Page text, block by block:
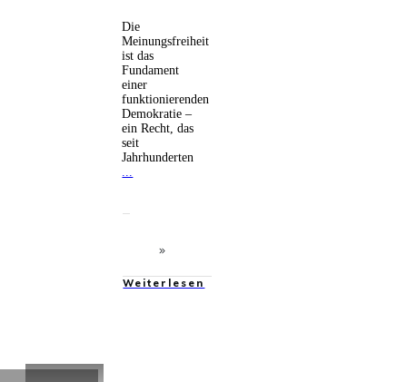
Die
Meinungsfreiheit
ist das
Fundament
einer
funktionierenden
Demokratie –
ein Recht, das
seit
Jahrhunderten
...
Weiterlesen